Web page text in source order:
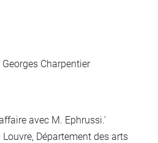
Charpentier
avec M. Ephrussi.'
Département des arts